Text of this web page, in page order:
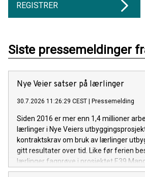
REGISTRER
Siste pressemeldinger
Nye Veier satser på lærlinger
30.7.2026 11:26:29 CEST Pressemelding
Siden 2016 er mer enn 1,4 millioner
lærlinger i Nye Veiers
kontraktskrav om bruk av lærlinger
gitt resultater over tid. Like før ferien
lærlinger fagprøve i prosjektet E39
Lindesnes, Agder.